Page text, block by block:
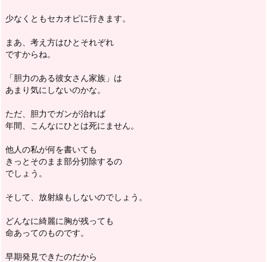
少なくともセカオピに行きます。
まあ、考え方はひとそれぞれ
ですからね。
「胆力のある彼女さん家族」は
あまり気にしないのかな。
ただ、胆力でガンが治れば
年間、こんなにひとは死にません。
他人の私が何を書いても
きっとそのまま部分切除するの
でしょう。
そして、放射線もしないのでしょう。
どんなに綺麗に胸が残っても
命あってのものです。
早期発見できたのだから